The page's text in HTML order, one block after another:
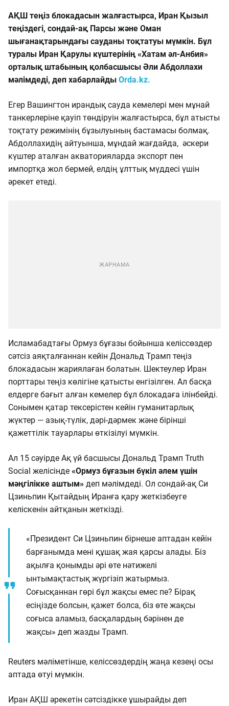
АҚШ теңіз блокадасын жалғастырса, Иран Қызыл
теңіздегі, сондай-ақ Парсы және Оман
шығанақтарындағы сауданы тоқтатуы мүмкін. Бұл
туралы Иран Қарулы күштерінің «Хатам әл-Анбия»
орталық штабының қолбасшысы Әли Абдоллахи
мәлімдеді, деп хабарлайды Orda.kz.
Егер Вашингтон ирандық сауда кемелері мен мұнай
танкерлеріне қауіп төндіруін жалғастырса, бұл атысты
тоқтату режимінің бұзылуының бастамасы болмақ.
Абдоллахидің айтуынша, мұндай жағдайда, әскери
күштер аталған акваторияларда экспорт пен
импортқа жол бермей, елдің ұлттық мүддесі үшін
әрекет етеді.
Исламабадтағы Ормуз бұғазы бойынша келіссөздер
сәтсіз аяқталғаннан кейін Дональд Трамп теңіз
блокадасын жариялаған болатын. Шектеулер Иран
порттары теңіз көлігіне қатысты енгізілген. Ал басқа
елдерге бағыт алған кемелер бұл блокадаға ілінбейді.
Сонымен қатар тексерістен кейін гуманитарлық
жүктер — азық-түлік, дәрі-дәрмек және бірінші
қажеттілік тауарлары өткізілуі мүмкін.
Ал 15 сәуірде Ақ үй басшысы Дональд Трамп Truth
Social желісінде «Ормуз бұғазын бүкіл әлем үшін
мәңгілікке аштым» деп мәлімдеді. Ол сондай-ақ Си
Цзиньпин Қытайдың Иранға қару жеткізбеуге
келіскенін айтқанын жеткізді.
«Президент Си Цзиньпин бірнеше аптадан кейін
барғанымда мені құшақ жая қарсы алады. Біз
ақылға қонымды әрі өте нәтижелі
ынтымақтастық жүргізіп жатырмыз.
Соғысқаннан гөрі бұл жақсы емес пе? Бірақ
есіңізде болсын, қажет болса, біз өте жақсы
соғыса аламыз, басқалардың бәрінен де
жақсы» деп жазды Трамп.
Reuters мәліметінше, келіссөздердің жаңа кезеңі осы
аптада өтуі мүмкін.
Иран АҚШ әрекетін сәтсіздікке ұшырайды деп